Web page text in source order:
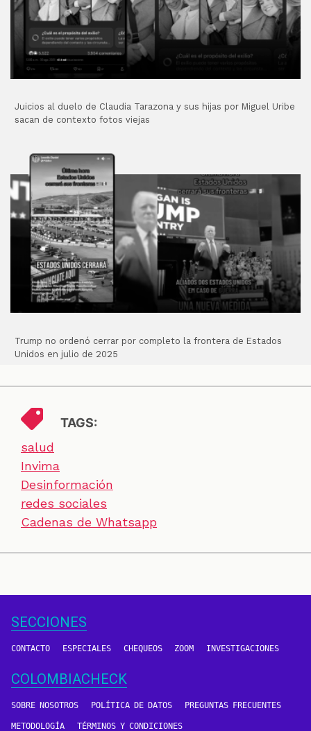
Juicios al duelo de Claudia Tarazona y sus hijas por Miguel Uribe
sacan de contexto fotos viejas
Trump no ordenó cerrar por completo la frontera de Estados
Unidos en julio de 2025
TAGS:
salud
Invima
Desinformación
redes sociales
Cadenas de Whatsapp
SECCIONES
CONTACTO ESPECIALES CHEQUEOS ZOOM INVESTIGACIONES
COLOMBIACHECK
SOBRE NOSOTROS POLÍTICA DE DATOS PREGUNTAS FRECUENTES
METODOLOGÍA TÉRMINOS Y CONDICIONES